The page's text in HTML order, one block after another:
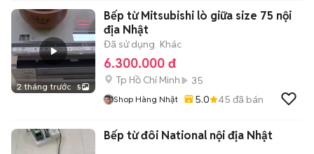
2 tháng trước 5
Bếp từ Mitsubishi lò giữa size 75 nội
địa Nhật
Đã sử dụng Khác
6.300.000 đ
Tp Hồ Chí Minh 35
Shop Hàng Nhật 5.0 45 đã bán
Bếp từ đôi National nội địa Nhật